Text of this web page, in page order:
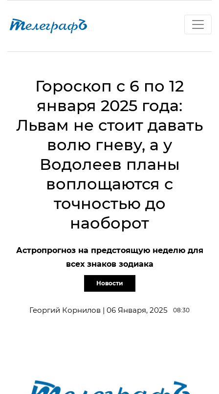
Гороскоп с 6 по 12
января 2025 года:
Львам не стоит давать
волю гневу, а у
Водолеев планы
воплощаются с
точностью до
наоборот
Астропрогноз на предстоящую неделю для
всех знаков зодиака
Новости
Георгий Корнилов | 06 Января, 2025 08:30